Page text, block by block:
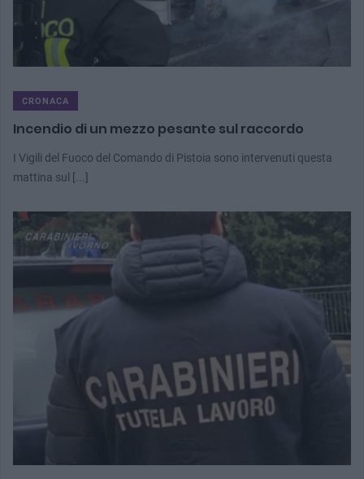
CRONACA
Incendio di un mezzo pesante sul raccordo
I Vigili del Fuoco del Comando di Pistoia sono intervenuti questa
mattina sul [...]